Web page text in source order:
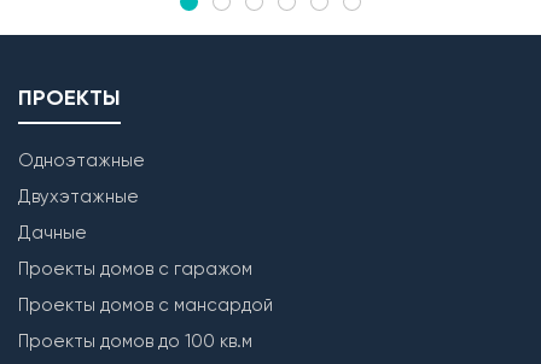
ПРОЕКТЫ
Одноэтажные
Двухэтажные
Дачные
Проекты домов с гаражом
Проекты домов с мансардой
Проекты домов до 100 кв.м